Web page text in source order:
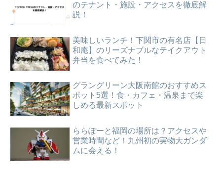
のテナント・施設・アクセスを徹底解
説！
美味しいランチ！下関市の有名店【日
和庵】のリーズナブルなテイクアウト
弁当を食べてみた！
グラングリーン大阪南館のおすすめス
ポット5選！食・カフェ・温泉まで楽
しめる最新スポット
ららぽーと福岡の場所は？アクセスや
営業時間など！九州初の実物大ガンダ
ムに会える！